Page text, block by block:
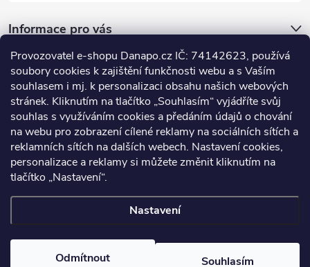
Provozovatel e-shopu Danapo.cz IČ: 74142623, používá
soubory cookies k zajištění funkčnosti webu a s Vaším
souhlasem i mj. k personalizaci obsahu našich webových
stránek. Kliknutím na tlačítko „Souhlasím“ vyjádříte svůj
souhlas s využíváním cookies a předáním údajů o chování
na webu pro zobrazení cílené reklamy na sociálních sítích a
reklamních sítích na dalších webech. Nastavení cookies,
personalizace a reklamy si můžete změnit kliknutím na
tlačítko „Nastavení“.
Nastavení
Odmítnout Souhlasím
Informace pro vás
Dotazník
Co upřednosťnujete?
Počet hlasů:437
Facebook
Upravit nastavení cookies